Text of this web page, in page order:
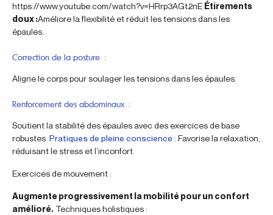
https://www.youtube.com/watch?v=HRrp3AGt2nE Étirements
doux :Améliore la flexibilité et réduit les tensions dans les
épaules.
Correction de la posture :
Aligne le corps pour soulager les tensions dans les épaules.
Renforcement des abdominaux :
Soutient la stabilité des épaules avec des exercices de base
robustes. Pratiques de pleine conscience : Favorise la relaxation,
réduisant le stress et l’inconfort.
Exercices de mouvement :
Augmente progressivement la mobilité pour un confort
amélioré. Techniques holistiques :